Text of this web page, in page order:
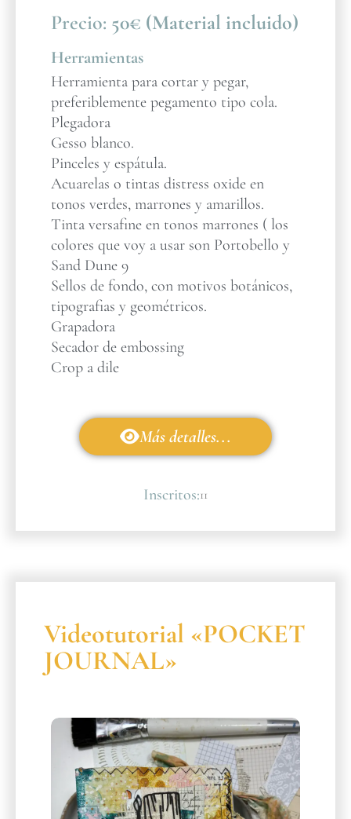
Precio: 50€ (Material incluido)
Herramientas
Herramienta para cortar y pegar,
preferiblemente pegamento tipo cola.
Plegadora
Gesso blanco.
Pinceles y espátula.
Acuarelas o tintas distress oxide en
tonos verdes, marrones y amarillos.
Tinta versafine en tonos marrones ( los
colores que voy a usar son Portobello y
Sand Dune 9
Sellos de fondo, con motivos botánicos,
tipografias y geométricos.
Grapadora
Secador de embossing
Crop a dile
Más detalles...
Inscritos:11
Videotutorial «POCKET
JOURNAL»